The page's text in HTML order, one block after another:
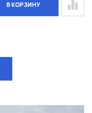
В КОРЗИНУ